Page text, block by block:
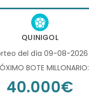
QUINIGOL
del día 09-08-2026
BOTE MILLONARIO:
40.000€